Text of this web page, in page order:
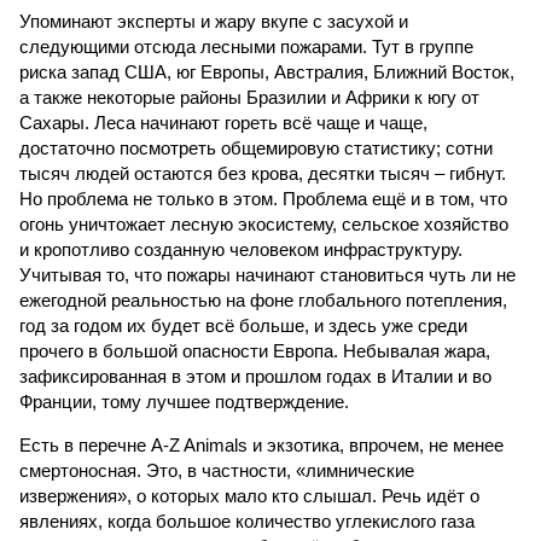
Упоминают эксперты и жару вкупе с засухой и
следующими отсюда лесными пожарами. Тут в группе
риска запад США, юг Европы, Австралия, Ближний Восток,
а также некоторые районы Бразилии и Африки к югу от
Сахары. Леса начинают гореть всё чаще и чаще,
достаточно посмотреть общемировую статистику; сотни
тысяч людей остаются без крова, десятки тысяч – гибнут.
Но проблема не только в этом. Проблема ещё и в том, что
огонь уничтожает лесную экосистему, сельское хозяйство
и кропотливо созданную человеком инфраструктуру.
Учитывая то, что пожары начинают становиться чуть ли не
ежегодной реальностью на фоне глобального потепления,
год за годом их будет всё больше, и здесь уже среди
прочего в большой опасности Европа. Небывалая жара,
зафиксированная в этом и прошлом годах в Италии и во
Франции, тому лучшее подтверждение.
Есть в перечне A-Z Animals и экзотика, впрочем, не менее
смертоносная. Это, в частности, «лимнические
извержения», о которых мало кто слышал. Речь идёт о
явлениях, когда большое количество углекислого газа